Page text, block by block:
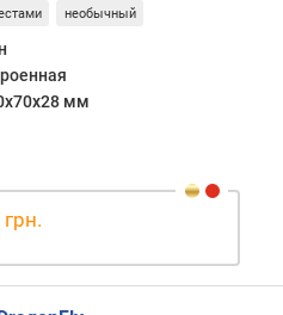
необычный
мм
грн.